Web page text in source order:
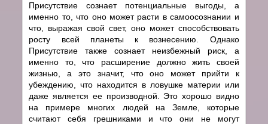
Присутствие сознает потенциальные выгоды, а
именно то, что оно может расти в самоосознании и
что, выражая свой свет, оно может способствовать
росту всей планеты к вознесению. Однако
Присутствие также сознает неизбежный риск, а
именно то, что расширение должно жить своей
жизнью, а это значит, что оно может прийти к
убеждению, что находится в ловушке материи или
даже является ее производной. Это хорошо видно
на примере многих людей на Земле, которые
считают себя грешниками и что они не могут